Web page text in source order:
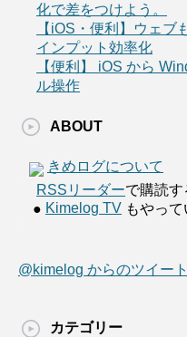
化で差をつけよう。
【iOS・便利】ウェ
インプット効率化
【便利】 iOS から
ル操作
ABOUT
きめログについて
RSSリーダーで購読す
● Kimelog TV もやっ
@kimelog からのツイート
カテゴリー